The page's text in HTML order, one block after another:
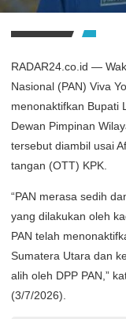
RADAR24.co.id —
Nasional (PAN) Viva
menonaktifkan Bupati
Dewan Pimpinan
tersebut diambil usai
tangan (OTT) KPK.
“PAN merasa sedih
yang dilakukan oleh
PAN telah
Sumatera Utara dan
alih oleh DPP PAN,”
(3/7/2026).